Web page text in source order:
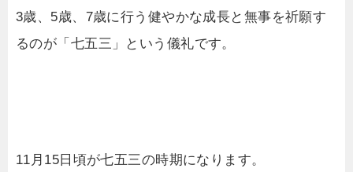
3歳、5歳、7歳に行う健やかな成長と無事を祈願す
るのが「七五三」という儀礼です。
11月15日頃が七五三の時期になります。